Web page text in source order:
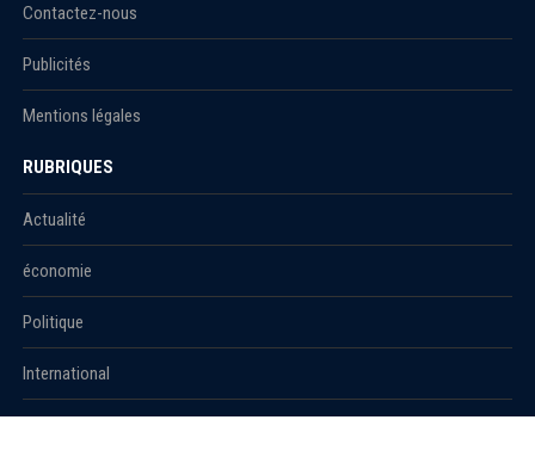
Contactez-nous
Publicités
Mentions légales
RUBRIQUES
Actualité
économie
Politique
International